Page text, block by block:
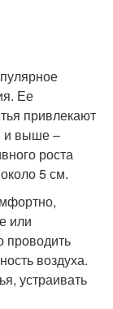
Ее
привлекают
и выше –
роста
5 см.
или
проводить
воздуха.
устраивать